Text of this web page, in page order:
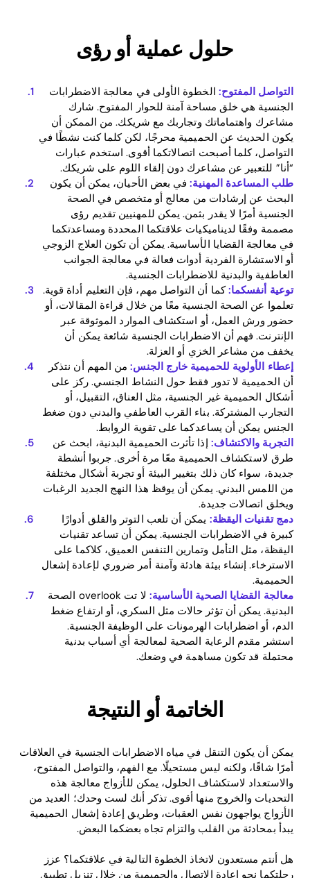
Home
Blog
Download
حلول عملية أو رؤى
التواصل المفتوح: الخطوة الأولى في معالجة الاضطرابات
الجنسية هي خلق مساحة آمنة للحوار المفتوح. شارك
مشاعرك واهتماماتك وتجاربك مع شريكك. من الممكن أن
يكون الحديث عن الحميمية محرجًا، لكن كلما كنت نشطًا في
التواصل، كلما أصبحت اتصالاتكما أقوى. استخدم عبارات
“أنا” للتعبير عن مشاعرك دون إلقاء اللوم على شريكك.
طلب المساعدة المهنية:في بعض الأحيان، يمكن أن يكون
البحث عن إرشادات من معالج أو متخصص في الصحة
الجنسية أمرًا لا يقدر بثمن. يمكن للمهنيين تقديم رؤى
مصممة وفقًا لديناميكيات علاقتكما المحددة ومساعدتكما
في معالجة القضايا الأساسية. يمكن أن تكون العلاج الزوجي
أو الاستشارة الفردية أدوات فعالة في معالجة الجوانب
العاطفية والبدنية للاضطرابات الجنسية.
توعية أنفسكما:كما أن التواصل مهم، فإن التعليم أداة قوية.
تعلموا عن الصحة الجنسية معًا من خلال قراءة المقالات، أو
حضور ورش العمل، أو استكشاف الموارد الموثوقة عبر
الإنترنت. فهم أن الاضطرابات الجنسية شائعة يمكن أن
يخفف من مشاعر الخزي أو العزلة.
إعطاء الأولوية للحميمية خارج الجنس:من المهم أن نتذكر
أن الحميمية لا تدور فقط حول النشاط الجنسي. ركز على
أشكال الحميمية غير الجنسية، مثل العناق، التقبيل، أو
التجارب المشتركة. بناء القرب العاطفي والبدني دون ضغط
الجنس يمكن أن يساعدكما على تقوية الروابط.
التجربة والاكتشاف: إذا تأثرت الحميمية البدنية، ابحث عن
طرق لاستكشاف الحميمية معًا مرة أخرى. جربوا أنشطة
جديدة، سواء كان ذلك بتغيير البيئة أو تجربة أشكال مختلفة
من اللمس البدني. يمكن أن يوقظ هذا النهج الجديد الرغبات
ويخلق اتصالات جديدة.
دمج تقنيات اليقظة: يمكن أن تلعب التوتر والقلق أدوارًا
كبيرة في الاضطرابات الجنسية. يمكن أن تساعد تقنيات
اليقظة، مثل التأمل وتمارين التنفس العميق، كلاكما على
الاسترخاء. إنشاء بيئة هادئة وآمنة أمر ضروري لإعادة إشعال
الحميمية.
معالجة القضايا الصحية الأساسية:
لا تت overlook الصحة
البدنية. يمكن أن تؤثر حالات مثل السكري، أو ارتفاع ضغط
الدم، أو اضطرابات الهرمونات على الوظيفة الجنسية.
استشر مقدم الرعاية الصحية لمعالجة أي أسباب بدنية
محتملة قد تكون مساهمة في وضعك.
الخاتمة أو النتيجة
يمكن أن يكون التنقل في مياه الاضطرابات الجنسية في العلاقات
أمرًا شاقًا، ولكنه ليس مستحيلًا. مع الفهم، والتواصل المفتوح،
والاستعداد لاستكشاف الحلول، يمكن للأزواج معالجة هذه
التحديات والخروج منها أقوى. تذكر أنك لست وحدك؛ العديد من
الأزواج يواجهون نفس العقبات، وطريق إعادة إشعال الحميمية
يبدأ بمحادثة من القلب والتزام تجاه بعضكما البعض.
هل أنتم مستعدون لاتخاذ الخطوة التالية في علاقتكما؟ عزز
رحلتكما نحو إعادة الاتصال والحميمية من خلال تنزيل تطبيق